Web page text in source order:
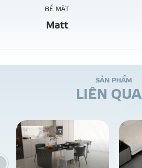
BỀ MẶT
Matt
SẢN PHẨM
LIÊN QUA